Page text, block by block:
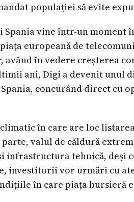
populației să evite
vine într-un moment
europeană de
în vedere creșterea
ani, Digi a devenit
concurând direct cu
în care are loc
parte, valul de căldură
infrastructura tehnică, deși
investitorii vor urmări cu
în care piața bursieră